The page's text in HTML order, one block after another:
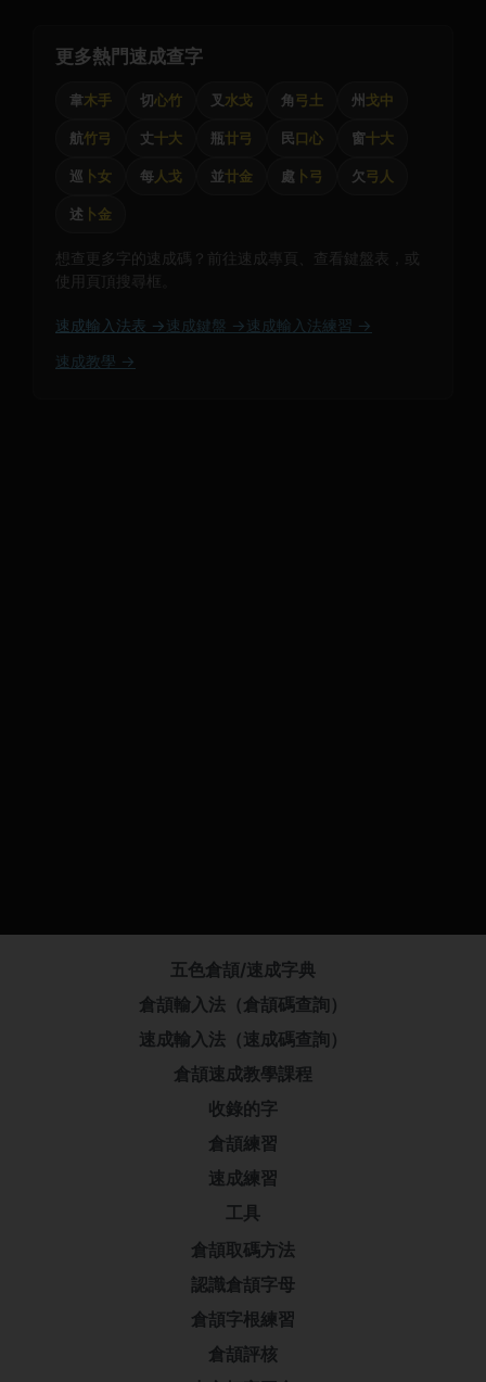
更多熱門速成查字
韋木手 切心竹 叉 水戈 角弓土 州 戈中
航竹弓 丈十大 瓶廿弓 民口心 窗十大
巡 卜女 每人戈 並廿金 處 卜弓 欠弓人
述 卜金
想查更多字的速成碼？前往速成專頁、查看鍵盤表，或
使用頁頂搜尋框。
速成輸入法表 → 速成鍵盤 → 速成輸入法練習 →
速成教學 →
五色倉頡/速成字典
倉頡輸入法（倉頡碼查詢）
速成輸入法（速成碼查詢）
倉頡速成教學課程
收錄的字
倉頡練習
速成練習
工具
倉頡取碼方法
認識倉頡字母
倉頡字根練習
倉頡評核